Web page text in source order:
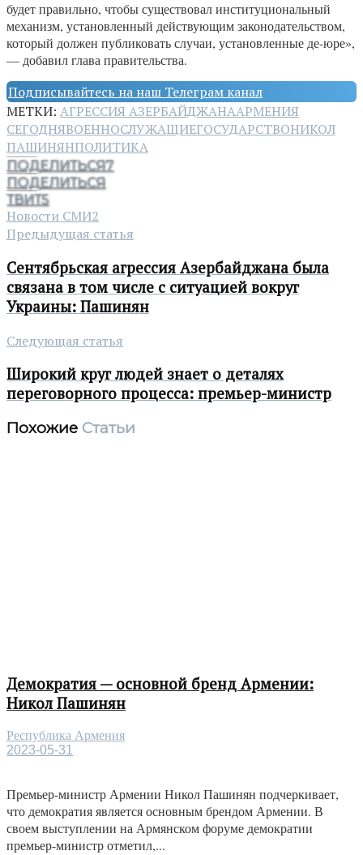
будет правильно, чтобы существовал институциональный
механизм, установленный действующим законодательством,
который должен публиковать случаи, установленные де-юре»,
— добавил глава правительства.
Подписывайтесь на наш Телеграм канал
МЕТКИ: АГРЕССИЯ АЗЕРБАЙДЖАНААРМЕНИЯ
СЕГОДНЯВОЕННОСЛУЖАЩИЕГОСУДАРСТВОНИКОЛ
ПАШИНЯНПОЛИТИКА
ПОДЕЛИТЬСЯ7
ПОДЕЛИТЬСЯ
ТВИТ5
Новости СМИ2
Предыдущая статья
Сентябрьская агрессия Азербайджана была
связана в том числе с ситуацией вокруг
Украины: Пашинян
Следующая статья
Широкий круг людей знает о деталях
переговорного процесса: премьер-министр
Похожие Статьи
Демократия — основной бренд Армении:
Никол Пашинян
Республика Армения
2023-05-31
Премьер-министр Армении Никол Пашинян подчеркивает,
что демократия является основным брендом Армении. В
своем выступлении на Армянском форуме демократии
премьер-министр отметил,...